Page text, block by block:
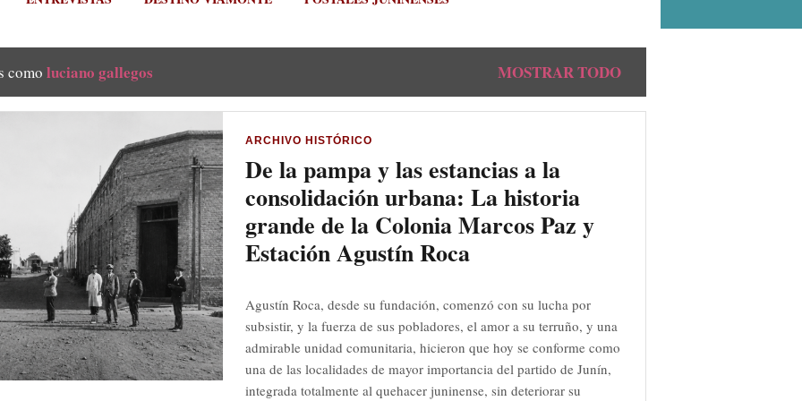
como luciano gallegos MOSTRAR TODO
ARCHIVO HISTÓRICO
De la pampa y las estancias a la
consolidación urbana: La historia
grande de la Colonia Marcos Paz y
Estación Agustín Roca
Agustín Roca, desde su fundación, comenzó con su lucha por
subsistir, y la fuerza de sus pobladores, el amor a su terruño, y una
admirable unidad comunitaria, hicieron que hoy se conforme como
una de las localidades de mayor importancia del partido de Junín,
integrada totalmente al quehacer juninense, sin deteriorar su